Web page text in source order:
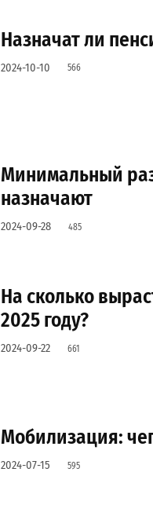
Назначат ли
2024-10-10 566
Минимальный
назначают
2024-09-28 485
На сколько
2025 году?
2024-09-22 661
Мобилизация:
2024-07-15 595